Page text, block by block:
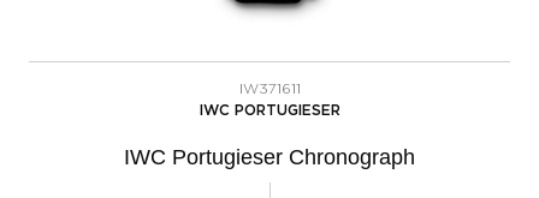
IW371611
IWC PORTUGIESER
IWC Portugieser Chronograph